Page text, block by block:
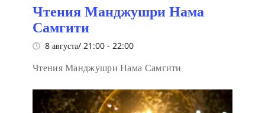
Чтения Манджушри Нама
Самгити
8 августа/ 21:00 - 22:00
Чтения Манджушри Нама Самгити